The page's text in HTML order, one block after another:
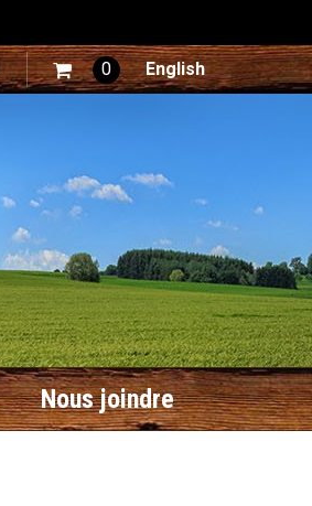
0 English
Nous joindre